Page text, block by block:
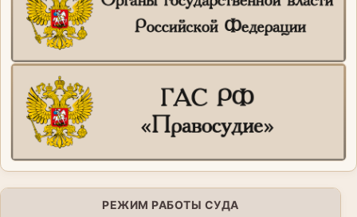
РЕЖИМ РАБОТЫ СУДА